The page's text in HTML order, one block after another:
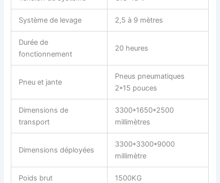
Système de levage 2,5 à 9 mètres
Durée de
fonctionnement
20 heures
Pneu et jante
Pneus pneumatiques
2*15 pouces
Dimensions de
transport
3300*1650*2500
millimètres
Dimensions déployées
3300*3300*9000
millimètre
Poids brut 1500KG